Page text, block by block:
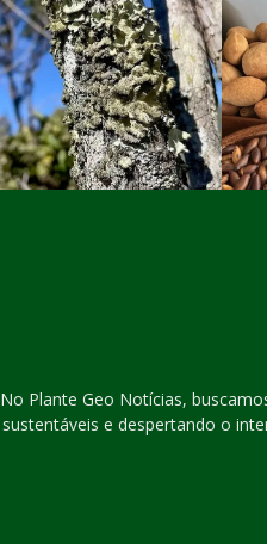
No Plante Geo Notícias,
sustentáveis e despertando o